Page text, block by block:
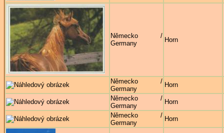
Německo /
Germany
Horn
Německo /
Germany
Horn
Německo /
Germany
Horn
Německo /
Germany
Horn